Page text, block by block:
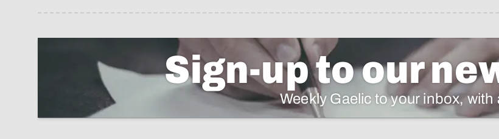
Sign-up to our
Weekly Gaelic to your inbox, with